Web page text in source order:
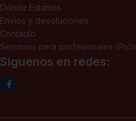
Dónde Estamos
Envíos y devoluciones
Contacto
Servicios para profesionales
Siguenos en redes: